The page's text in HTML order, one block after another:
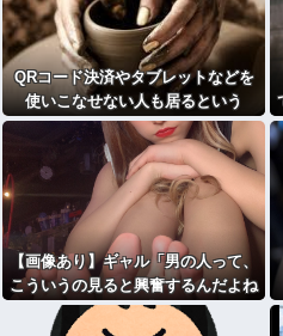
QRコード決済やタブレットなどを
使いこなせない人も居るという
話・・・
【画像あり】ギャル「男の人って、
こういうの見ると興奮するんだよね
笑
」ﾊﾟｼｬ